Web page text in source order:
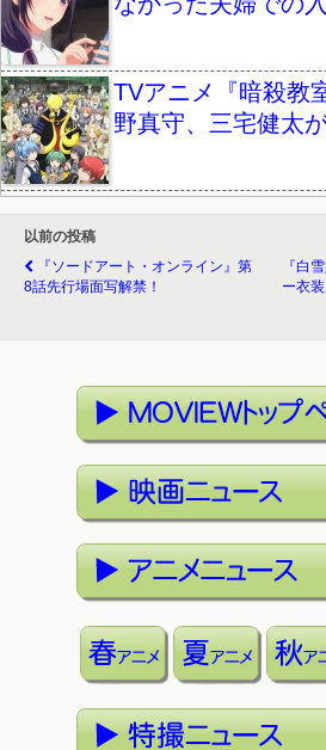
TVアニメ『暗殺教
野真守、三宅健太
以前の投稿
『ソードアート・オンライン』第
8話先行場面写解禁！
『白
ー衣